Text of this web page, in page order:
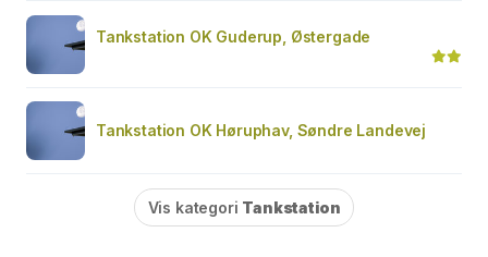
Tankstation OK Guderup, Østergade
Tankstation OK Høruphav, Søndre Landevej
Vis kategori Tankstation